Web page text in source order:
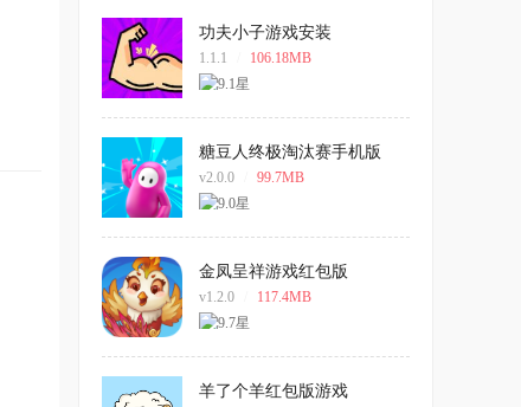
功夫小子游戏安装
1.1.1 106.18MB
糖豆人终极淘汰赛手机版
v2.0.0 99.7MB
金凤呈祥游戏红包版
v1.2.0 117.4MB
羊了个羊红包版游戏